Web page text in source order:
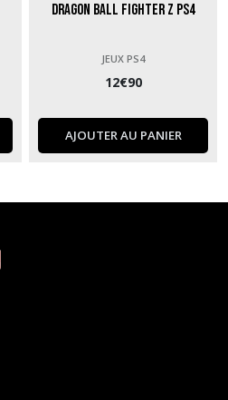
Dragon Ball Fighter Z PS4
JEUX PS4
12€90
AJOUTER AU PANIER